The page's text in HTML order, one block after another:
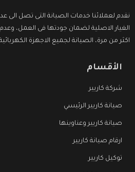
نقدم لعملائنا خدمات الصيانة التى تصل
الغيار الاصلية لضمان جودتها فى العمل،
اكثر من مرة، الصيانة لجميع الاجهزة
الأقسام
شركة كاريير
صيانة كاريير الرئيسي
صيانة كاريير وعناوينها
ارقام صيانة كاريير
توكيل كاريير